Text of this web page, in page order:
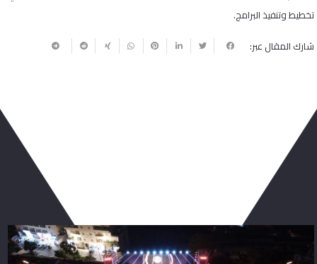
تخطيط وتنفيذ البرامج.
شارك المقال عبر: